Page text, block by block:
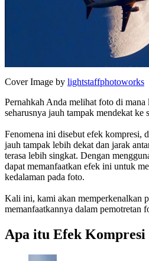
Cover Image by lightstaffphotoworks
Pernahkah Anda melihat foto di mana
seharusnya jauh tampak mendekat ke
Fenomena ini disebut efek kompresi,
jauh tampak lebih dekat dan jarak
terasa lebih singkat. Dengan
dapat memanfaatkan efek ini untuk
kedalaman pada foto.
Kali ini, kami akan memperkenalkan
memanfaatkannya dalam pemotretan
Apa itu Efek Kompresi